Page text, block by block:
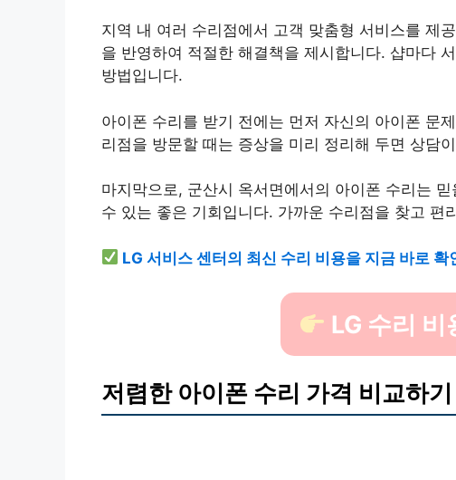
지역 내 여러 수리점에서 고객 맞춤형 서비스를 제
을 반영하여 적절한 해결책을 제시합니다. 샵마다
방법입니다.
아이폰 수리를 받기 전에는 먼저 자신의 아이폰 문
리점을 방문할 때는 증상을 미리 정리해 두면 상담
마지막으로, 군산시 옥서면에서의 아이폰 수리는
수 있는 좋은 기회입니다. 가까운 수리점을 찾고 편
LG 서비스 센터의 최신 수리 비용을 지금 바로 확
LG 수리 비
저렴한 아이폰 수리 가격 비교하기